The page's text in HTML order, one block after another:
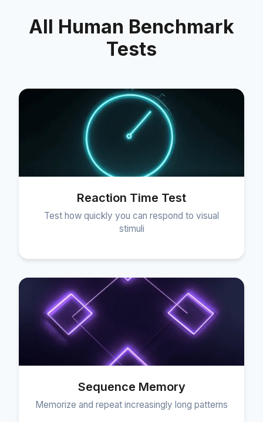
All Human Benchmark
Tests
Reaction Time Test
Test how quickly you can respond to visual
stimuli
Sequence Memory
Memorize and repeat increasingly long patterns